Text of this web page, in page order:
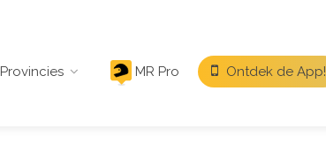
Provincies MR Pro
Ontdek de App!